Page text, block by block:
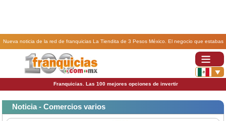
Nueva noticia de la red de franquicias La Tiendita de 3 Pesos México. El negocio que estabas
Franquicias. Las 100 mejores opciones de invertir
Noticia - Comercios varios